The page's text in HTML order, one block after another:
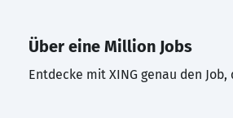
Über eine Million Jobs
Entdecke mit XING genau den